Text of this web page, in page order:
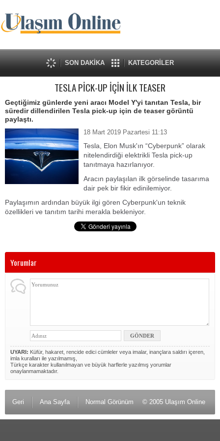
SON DAKİKA KATEGORİLER
TESLA PİCK-UP İÇİN İLK TEASER
Geçtiğimiz günlerde yeni aracı Model Y'yi tanıtan Tesla, bir
süredir dillendirilen Tesla pick-up için de teaser görüntü
paylaştı.
18 Mart 2019 Pazartesi 11:13
Tesla, Elon Musk'ın “Cyberpunk” olarak
nitelendirdiği elektrikli Tesla pick-up
tanıtmaya hazırlanıyor.
Aracın paylaşılan ilk görselinde tasarıma
dair pek bir fikir edinilemiyor.
Paylaşımın ardından büyük ilgi gören Cyberpunk'un teknik
özellikleri ve tanıtım tarihi merakla bekleniyor.
Yorumlar
UYARI: Küfür, hakaret, rencide edici cümleler veya imalar, inançlara saldırı içeren,
imla kuralları ile yazılmamış,
Türkçe karakter kullanılmayan ve büyük harflerle yazılmış yorumlar
onaylanmamaktadır.
Geri Ana Sayfa Normal Görünüm © 2005 Ulaşım Online